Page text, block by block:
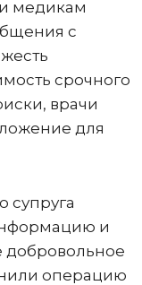
медикам
с
срочного
врачи
для
супруга
и
операцию